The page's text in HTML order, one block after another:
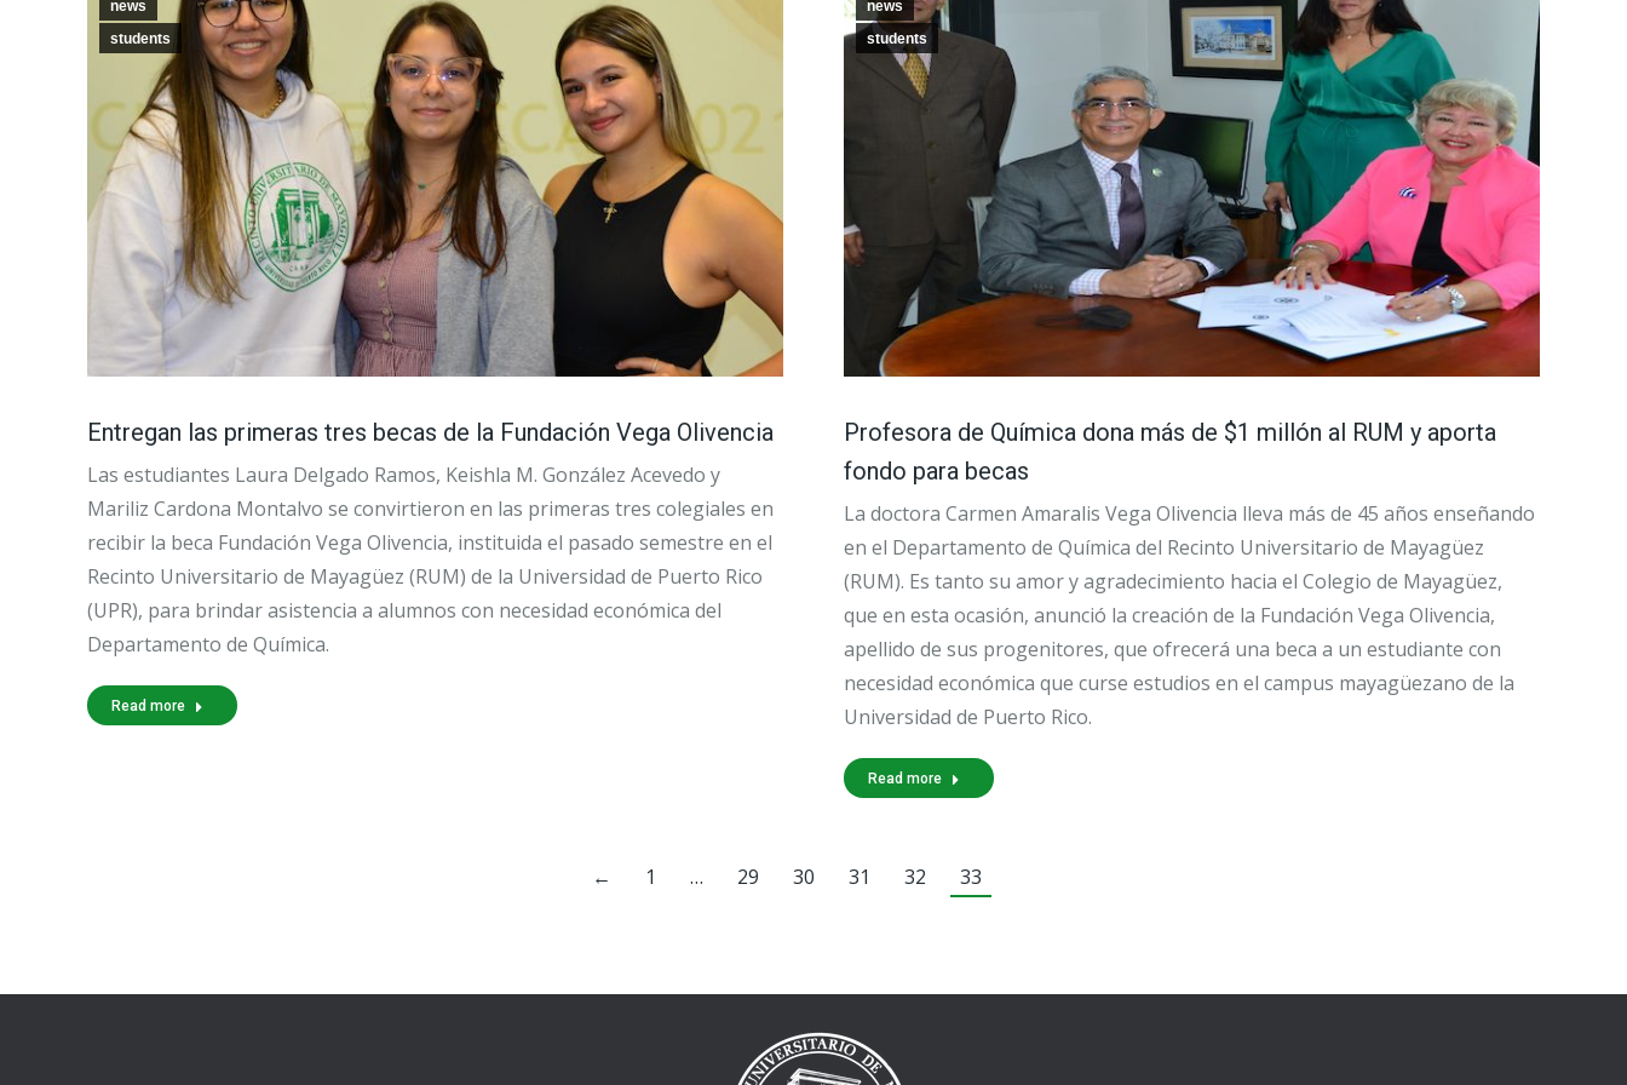
news
students
Entregan las primeras tres becas de la Fundación Vega Olivencia
Las estudiantes Laura Delgado Ramos, Keishla M. González Acevedo y
Mariliz Cardona Montalvo se convirtieron en las primeras tres colegiales en
recibir la beca Fundación Vega Olivencia, instituida el pasado semestre en el
Recinto Universitario de Mayagüez (RUM) de la Universidad de Puerto Rico
(UPR), para brindar asistencia a alumnos con necesidad económica del
Departamento de Química.
Read more
news
students
Profesora de Química dona más de $1 millón al RUM y aporta
fondo para becas
La doctora Carmen Amaralis Vega Olivencia lleva más de 45 años enseñando
en el Departamento de Química del Recinto Universitario de Mayagüez
(RUM). Es tanto su amor y agradecimiento hacia el Colegio de Mayagüez,
que en esta ocasión, anunció la creación de la Fundación Vega Olivencia,
apellido de sus progenitores, que ofrecerá una beca a un estudiante con
necesidad económica que curse estudios en el campus mayagüezano de la
Universidad de Puerto Rico.
Read more
← 1 … 29 30 31 32 33